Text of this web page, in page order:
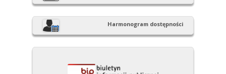
Harmonogram dostępności